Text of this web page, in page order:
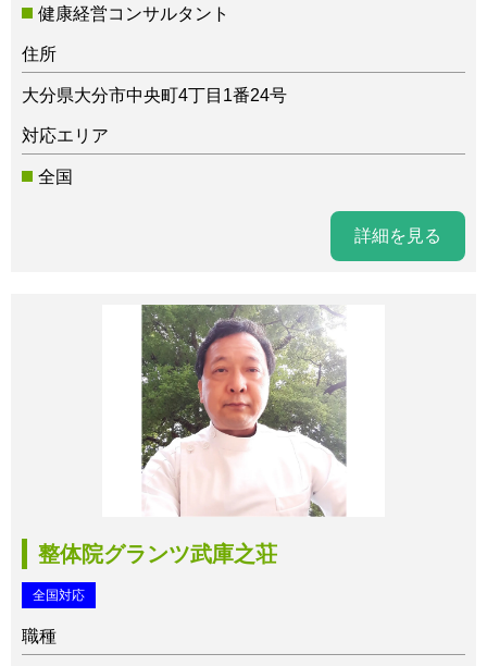
健康経営コンサルタント
住所
大分県大分市中央町4丁目1番24号
対応エリア
全国
詳細を見る
整体院グランツ武庫之荘
全国対応
職種